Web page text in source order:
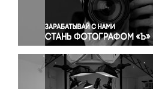
Правосудие
Происшествия и конфликты
Религия
Светская жизнь
Спорт
Экология